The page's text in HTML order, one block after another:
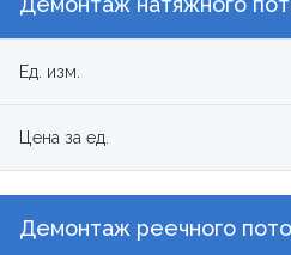
Ед. изм.
Цена за ед.
Демонтаж реечного